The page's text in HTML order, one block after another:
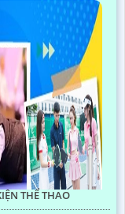
THỂ THAO